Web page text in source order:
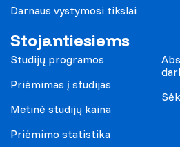
Darnaus vystymosi tikslai
Stojantiesiems
Studijų programos
Priėmimas į studijas
Metinė studijų kaina
Priėmimo statistika